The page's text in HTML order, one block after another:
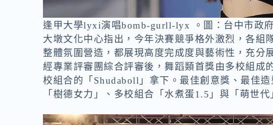
逢甲大學lyxi演唱bomb-gurll-lyx 。圖：台中市政
大墩文化中心指出，今年決賽競爭格外激烈，各組
整體氛圍營造，都展現高度完成度與藝術性，充分
經專業評審團綜合評審後，舞蹈類首獎由多校組成
校組合的「Shudaboll」拿下。最佳創意獎、最佳
「樹德女力」、多校組合「水煮蛋1.5」與「萌世代